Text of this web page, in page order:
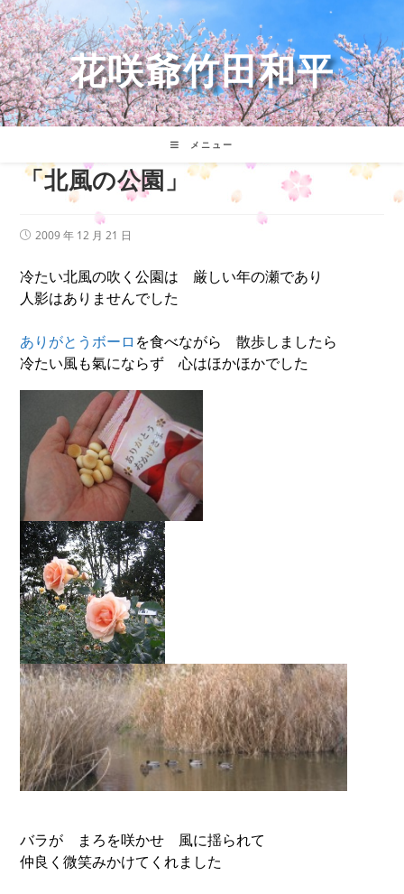
コ
ン
テ
ン
ツ
へ
ス
花咲爺竹田和平
メニュー
「北風の公園」
投
開
日:
2009 年 12 月 21 日
冷たい北風の吹く公園は 厳しい年の瀬であり
人影はありませんでした
ありがとうボーロ を食べながら 散歩しましたら
冷たい風も氣にならず 心はほかほかでした
バラが まろを咲かせ 風に揺られて
仲良く微笑みかけてくれました